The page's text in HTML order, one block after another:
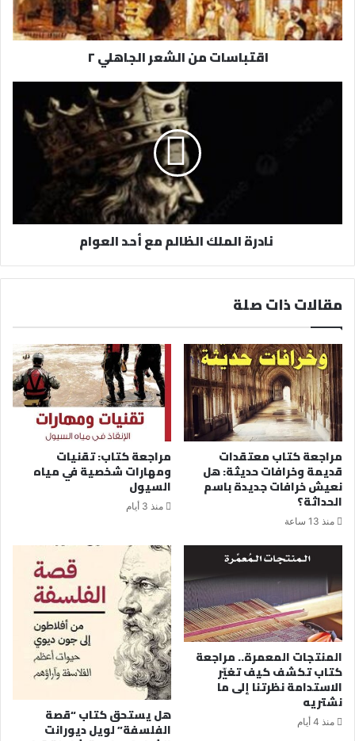
ك
ت
ر
اقتباسات من الشعر الجاهلي ٢
نادرة الملك الظالم مع أحد العوام
مقالات ذات صلة
مراجعة كتاب معتقدات
قديمة وخرافات حديثة: هل
نعيش خرافات جديدة باسم
الحداثة؟
منذ 13 ساعة
مراجعة كتاب: تقنيات
ومهارات شخصية في مياه
السيول
منذ 3 أيام
المنتجات المعمرة.. مراجعة
كتاب تكشف كيف تغيّر
الاستدامة نظرتنا إلى ما
نشتريه
منذ 4 أيام هل يستحق كتاب “قصة
الفلسفة” لويل ديورانت